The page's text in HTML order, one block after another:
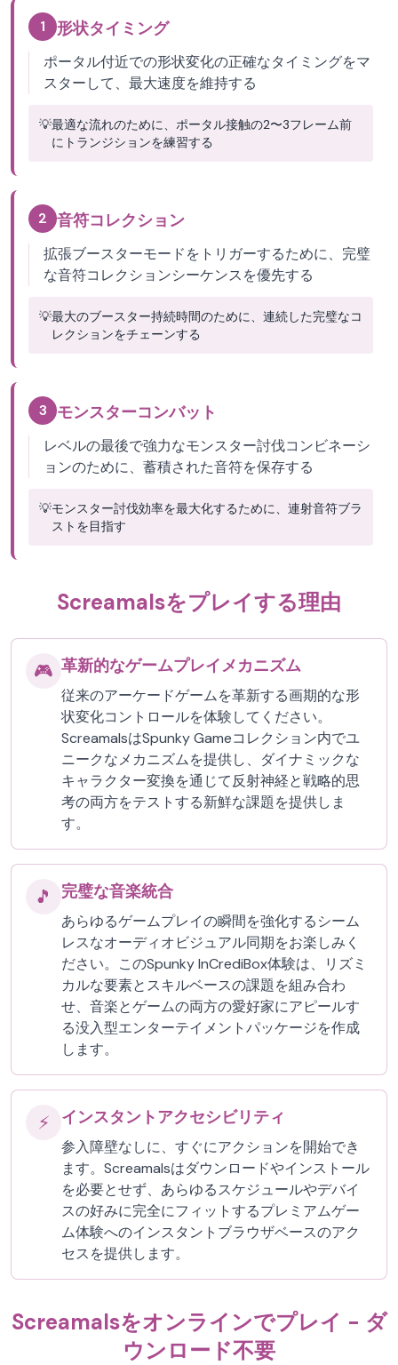
1 形状タイミング
ポータル付近での形状変化の正確なタイミングをマ
スターして、最大速度を維持する
💡最適な流れのために、ポータル接触の2〜3フレーム前
にトランジションを練習する
2 音符コレクション
拡張ブースターモードをトリガーするために、完璧
な音符コレクションシーケンスを優先する
💡最大のブースター持続時間のために、連続した完璧なコ
レクションをチェーンする
3 モンスターコンバット
レベルの最後で強力なモンスター討伐コンビネーシ
ョンのために、蓄積された音符を保存する
💡モンスター討伐効率を最大化するために、連射音符ブラ
ストを目指す
Screamalsをプレイする理由
🎮 革新的なゲームプレイメカニズム
従来のアーケードゲームを革新する画期的な形
状変化コントロールを体験してください。
ScreamalsはSpunky Gameコレクション内でユ
ニークなメカニズムを提供し、ダイナミックな
キャラクター変換を通じて反射神経と戦略的思
考の両方をテストする新鮮な課題を提供しま
す。
🎵 完璧な音楽統合
あらゆるゲームプレイの瞬間を強化するシーム
レスなオーディオビジュアル同期をお楽しみく
ださい。このSpunky InCrediBox体験は、リズミ
カルな要素とスキルベースの課題を組み合わ
せ、音楽とゲームの両方の愛好家にアピールす
る没入型エンターテイメントパッケージを作成
します。
⚡ インスタントアクセシビリティ
参入障壁なしに、すぐにアクションを開始でき
ます。Screamalsはダウンロードやインストール
を必要とせず、あらゆるスケジュールやデバイ
スの好みに完全にフィットするプレミアムゲー
ム体験へのインスタントブラウザベースのアク
セスを提供します。
Screamalsをオンラインでプレイ - ダ
ウンロード不要